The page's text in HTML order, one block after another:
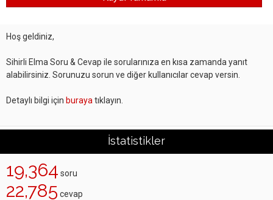
Hoş geldiniz,
Sihirli Elma Soru & Cevap ile sorularınıza en kısa zamanda yanıt
alabilirsiniz. Sorunuzu sorun ve diğer kullanıcılar cevap versin.
Detaylı bilgi için buraya tıklayın.
İstatistikler
19,364 soru
22,785 cevap